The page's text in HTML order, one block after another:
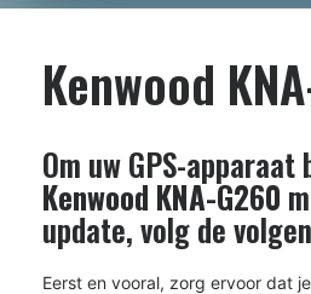
Kenwood
Om uw GPS-
Kenwood KNA-G260
update, volg de
Eerst en vooral, zorg ervoor dat